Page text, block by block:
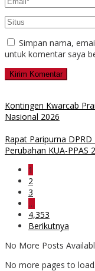
Simpan nama,
untuk komentar saya
Kontingen Kwarcab
Nasional 2026
Rapat Paripurna
Perubahan KUA-PPAS
1
2
3
…
4,353
Berikutnya
No More Posts
No more pages to load.